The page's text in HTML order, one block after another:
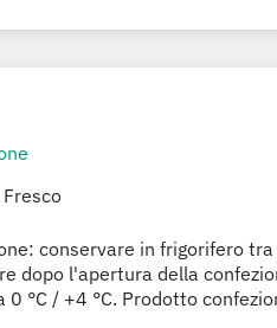
conservare in frigorifero tra
dopo l'apertura della
°C / +4 °C. Prodotto